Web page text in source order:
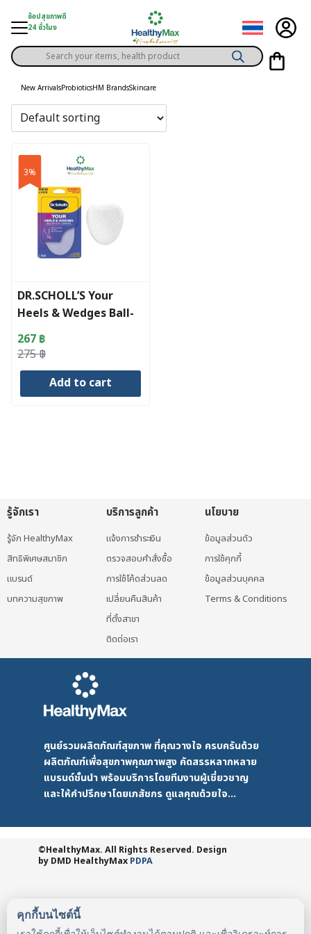
content
ช้อปสุขภาพดี
24 ชั่วโมง
Solution
Privilege
Content
Products
search
New ArrivalsProbioticsHM BrandsSkincare
3%
DR.SCHOLL’S Your
Heels & Wedges Ball-
of-Foot Cushions
275฿
Original
price
267 ฿
Current
price
Add to cart
คุกกี้บนไซต์นี้
รู้จักเรา
รู้จัก HealthyMax
สิทธิพิเศษสมาชิก
แบรนด์
บทความสุขภาพ
บริการลูกค้า
แจ้งการชำระเงิน
ตรวจสอบคำสั่งซื้อ
การใช้โค้ดส่วนลด
เปลี่ยนคืนสินค้า
ที่ตั้งสาขา
ติดต่อเรา
นโยบาย
ข้อมูลส่วนตัว
การใช้คุกกี้
ข้อมูลส่วนบุคคล
Terms & Conditions
ศูนย์รวมผลิตภัณฑ์สุขภาพ ที่คุณวางใจ ครบครันด้วย
ผลิตภัณฑ์เพื่อสุขภาพคุณภาพสูง คัดสรรหลากหลาย
แบรนด์ชั้นนำ พร้อมบริการโดยทีมงานผู้เชี่ยวชาญ
และให้คำปรึกษาโดยเภสัชกร ดูแลคุณด้วยใจ...
©HealthyMax. All Rights Reserved. Design
by DMD HealthyMax PDPA